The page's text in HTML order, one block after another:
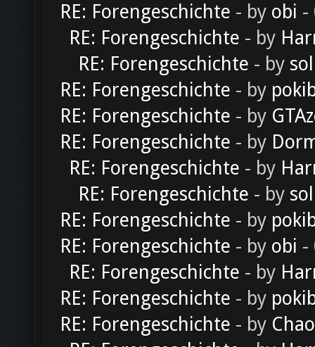
RE: Forengeschichte - by obi -
RE: Forengeschichte - by
RE: Forengeschichte - by
RE: Forengeschichte - by
RE: Forengeschichte - by
RE: Forengeschichte - by
RE: Forengeschichte - by
RE: Forengeschichte - by
RE: Forengeschichte - by
RE: Forengeschichte - by obi -
RE: Forengeschichte - by
RE: Forengeschichte - by
RE: Forengeschichte - by